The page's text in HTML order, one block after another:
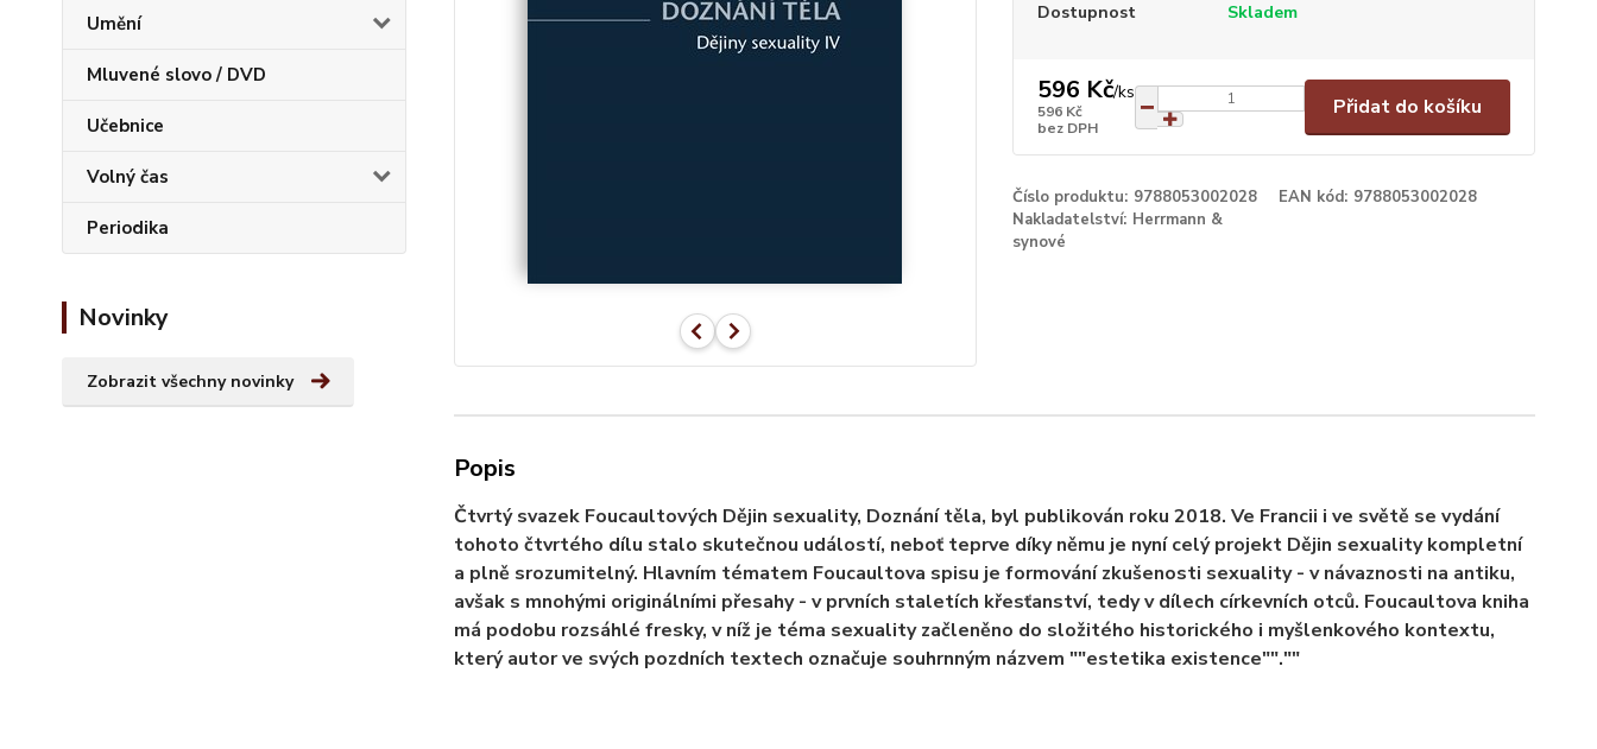
Umění
Mluvené slovo / DVD
Učebnice
Volný čas
Periodika
Novinky
Zobrazit všechny novinky
Dostupnost Skladem
596 Kč/ks
596 Kč
bez DPH
Přidat do košíku
Číslo produktu: 9788053002028 EAN kód: 9788053002028
Nakladatelství: Herrmann &
synové
Popis
Čtvrtý svazek Foucaultových Dějin sexuality, Doznání těla, byl publikován roku 2018. Ve Francii i ve světě se vydání
tohoto čtvrtého dílu stalo skutečnou událostí, neboť teprve díky němu je nyní celý projekt Dějin sexuality kompletní
a plně srozumitelný. Hlavním tématem Foucaultova spisu je formování zkušenosti sexuality - v návaznosti na antiku,
avšak s mnohými originálními přesahy - v prvních staletích křesťanství, tedy v dílech církevních otců. Foucaultova kniha
má podobu rozsáhlé fresky, v níž je téma sexuality začleněno do složitého historického i myšlenkového kontextu,
který autor ve svých pozdních textech označuje souhrnným názvem ""estetika existence"".""